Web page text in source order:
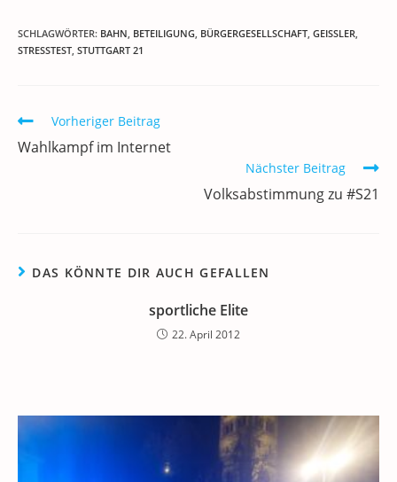
c
e
o
o
itt
er
ai
l
k
n
at e re le
SCHLAGWÖRTER: BAHN, BETEILIGUNG, BÜRGERGESELLSCHAFT, GEISSLER ,
STRESSTEST, STUTTGART 21
Weitere
Artikel
ansehen
Vorheriger Beitrag
Wahlkampf im Internet
Nächster Beitrag
Volksabstimmung zu #S21
DAS KÖNNTE DIR AUCH GEFALLEN
sportliche Elite
22. April 2012